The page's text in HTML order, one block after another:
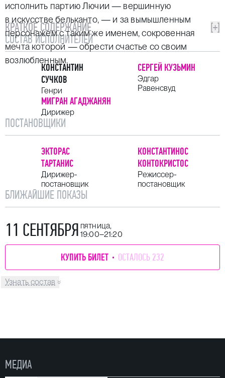
исполнить партию Лючии — вершинную
в искусстве бельканто, — и за вымышленным
персонажем с таким же именем, сокровенная
мечта которой — обрести счастье со своим
возлюбленным.
КРАТКОЕ СОДЕРЖАНИЕ
[+]
СОСТАВ ИСПОЛНИТЕЛЕЙ
КОНСТАНТИН
СУЧКОВ
Генри
СЕРГЕЙ КУЗЬМИН
Эдгар
Равенсвуд
МИГРАН АГАДЖАНЯН
Дирижер
ПОСТАНОВЩИКИ
ЭКТОРАС
ТАРТАНИС
Дирижер-
постановщик
КОНСТАНТИНОС
КОНТОКРИСТОС
Режиссер-
постановщик
БЛИЖАЙШИЕ ПОКАЗЫ
11 СЕНТЯБРЯ
Узнать состав
пятница,
19:00–21:20
КУПИТЬ БИЛЕТ ОСТАЛОСЬ 232
МЕДИА